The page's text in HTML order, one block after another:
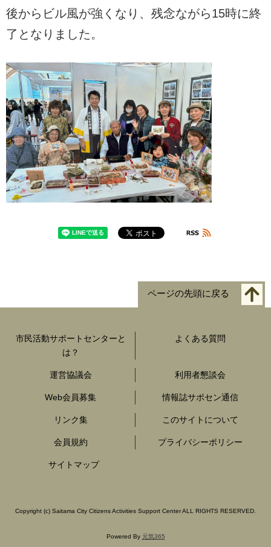
後からビル風が強くなり、残念ながら15時に終
了となりました。
ページの先頭に戻る
市民活動サポートセンターと
は？
よくある質問
運営協議会 利用者懇談会
Web会員募集 情報誌サポセン通信
リンク集 このサイトについて
会員規約 プライバシーポリシー
サイトマップ
Copyright (c) Saitama City Citizens Activities Support Center ALL RIGHTS RESERVED.
Powered By 元気365